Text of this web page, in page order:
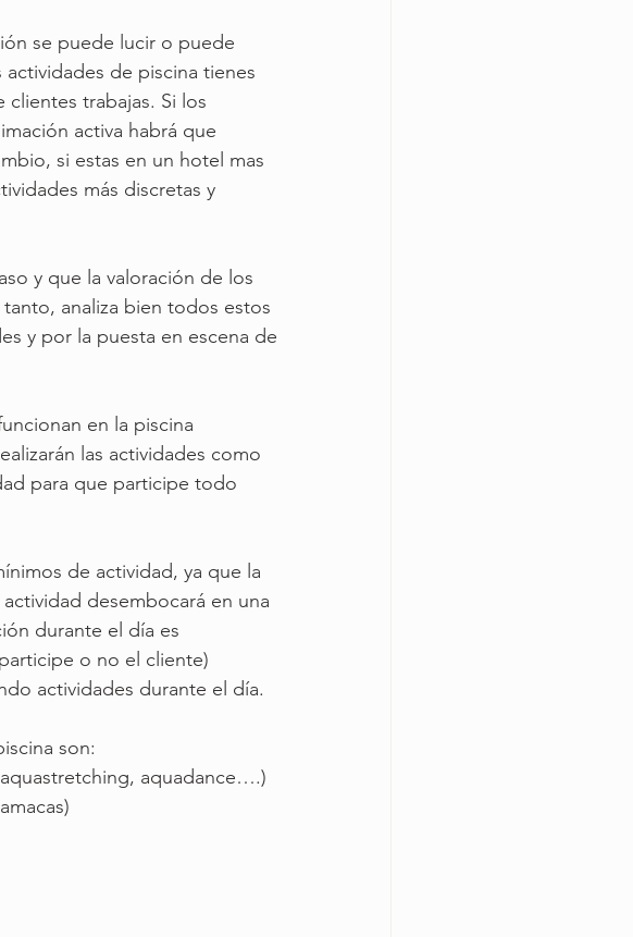
se puede lucir o puede
de piscina tienes
trabajas. Si los
activa habrá que
si estas en un hotel mas
más discretas y
y que la valoración de los
analiza bien todos estos
y por la puesta en escena de
en la piscina
las actividades como
para que participe todo
de actividad, ya que la
desembocará en una
durante el día es
o no el cliente)
actividades durante el día.
son:
aquadance….)